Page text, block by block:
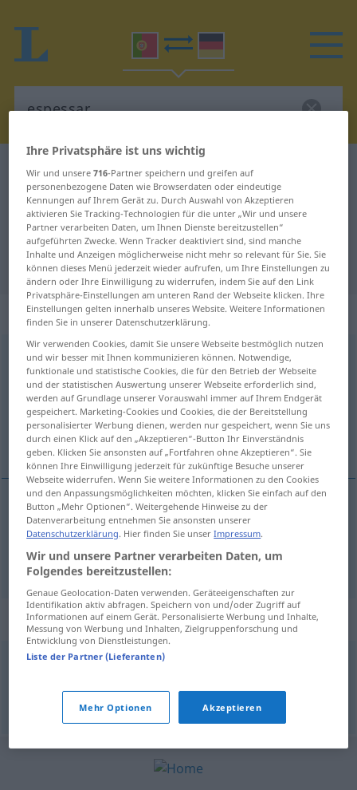
Portugiesisch-Deutsch Wörterbuch
Portugiesisch-Deutsch
Übersetzung für "espessar"
"espessar" Deutsch Übersetzung
„espessar“
espessar [ɨʃpɨˈsar]
Übersicht aller Übersetzungen
(Für mehr Details die Übersetzung anklicken/antippen)
ein-, verdicken, verstärken
ein-,verdicken espessar GASTR
verstärken espessarmaterial
Synonyme für "espessar"
Ihre Privatsphäre ist uns wichtig
Wir und unsere716-Partner speichern und greifen auf
personenbezogene Daten wie Browserdaten oder eindeutige
Kennungen auf Ihrem Gerät zu. Durch Auswahl von Akzeptieren
aktivieren Sie Tracking-Technologien für die unter „Wir und unsere
Partner verarbeiten Daten, um Ihnen Dienste bereitzustellen“
aufgeführten Zwecke. Wenn Tracker deaktiviert sind, sind manche
Inhalte und Anzeigen möglicherweise nicht mehr so relevant für Sie. Sie
können dieses Menü jederzeit wieder aufrufen, um Ihre Einstellungen zu
ändern oder Ihre Einwilligung zu widerrufen, indem Sie auf den Link
Privatsphäre-Einstellungen am unteren Rand der Webseite klicken. Ihre
Einstellungen gelten innerhalb unseres Website. Weitere Informationen
finden Sie in unserer Datenschutzerklärung.
Wir verwenden Cookies, damit Sie unsere Webseite bestmöglich nutzen
und wir besser mit Ihnen kommunizieren können. Notwendige,
funktionale und statistische Cookies, die für den Betrieb der Webseite
und der statistischen Auswertung unserer Webseite erforderlich sind,
werden auf Grundlage unserer Vorauswahl immer auf Ihrem Endgerät
gespeichert. Marketing-Cookies und Cookies, die der Bereitstellung
personalisierter Werbung dienen, werden nur gespeichert, wenn Sie uns
durch einen Klick auf den „Akzeptieren“-Button Ihr Einverständnis
geben. Klicken Sie ansonsten auf „Fortfahren ohne Akzeptieren“. Sie
können Ihre Einwilligung jederzeit für zukünftige Besuche unserer
Webseite widerrufen. Wenn Sie weitere Informationen zu den Cookies
und den Anpassungsmöglichkeiten möchten, klicken Sie einfach auf den
Button „Mehr Optionen“. Weitergehende Hinweise zu der
Datenverarbeitung entnehmen Sie ansonsten unserer
Datenschutzerklärung. Hier finden Sie unserImpressum.
Wir und unsere Partner verarbeiten Daten, um
Folgendes bereitzustellen:
Genaue Geolocation-Daten verwenden. Geräteeigenschaften zur
Identifikation aktiv abfragen. Speichern von und/oder Zugriff auf
Informationen auf einem Gerät. Personalisierte Werbung und Inhalte,
Messung von Werbung und Inhalten, Zielgruppenforschung und
Entwicklung von Dienstleistungen.
Liste der Partner (Lieferanten)
Mehr Optionen Akzeptieren